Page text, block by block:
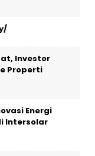
Investor
Properti
Energi
Intersolar